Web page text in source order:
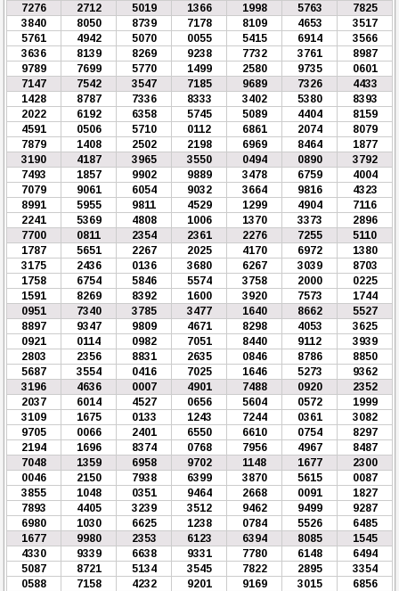
7276
2712 5019 1366 1998 5763
7825
3840
8050 8739 7178 8109 4653
3517
5761
4942 5070 0055 5415 6914
3566
3636
8139 8269 9238 7732 3761
8987
9789
7699 5770 1499 2580 9735
0601
7147
7542 3547 7185 9689 7326
4433
1428
8787 7336 8333 3402 5380
8393
2022
6192 6358 5745 5089 4404
8159
4591
0506 5710 0112 6861 2074
8079
7879
1408 2502 2198 6969 8464
1877
3190
4187 3965 3550 0494 0890
3792
7493
1857 9902 9889 3478 6759
4004
7079
9061 6054 9032 3664 9816
4323
8991
5955 9811 4529 1299 4904
7116
2241
5369 4808 1006 1370 3373
2896
7700
0811 2354 2361 2276 7255
5110
1787
5651 2267 2025 4170 6972
1380
3175
2436 0136 3680 6267 3039
8703
1758
6754 5846 5574 3758 2000
0225
1591
8269 8392 1600 3920 7573
1744
0951
7340 3785 3477 1640 8662
5527
8897
9347 9809 4671 8298 4053
3625
0921
0114 0982 7051 8440 9112
3939
2803
2356 8831 2635 0846 8786
8850
5687
3554 0416 7025 1646 5273
9362
3196
4636 0007 4901 7488 0920
2352
2037
6014 4527 0656 5604 0572
1999
3109
1675 0133 1243 7244 0361
3082
9705
0066 2401 6550 6610 0754
8297
2194
1696 8374 0768 7956 4967
8487
7048
1359 6958 9702 1148 1677
2300
0046
2150 7938 6399 3870 5615
0087
3855
1048 0351 9464 2668 0091
1827
7893
4405 3239 3512 9462 9499
9287
6980
1030 6625 1238 0784 5526
6485
1677
9980 2353 6123 6394 8085
1545
4330
9339 6638 9331 7780 6148
6494
5087
8721 5134 3545 7822 2895
3354
0588
7158 4232 9201 9169 3015
6856